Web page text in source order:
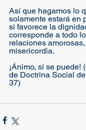
Así que hagamos lo
solamente estará en
si favorece la
corresponde a todo
relaciones
misericordia.
¡Ánimo, sí se puede!
de Doctrina Social
37)